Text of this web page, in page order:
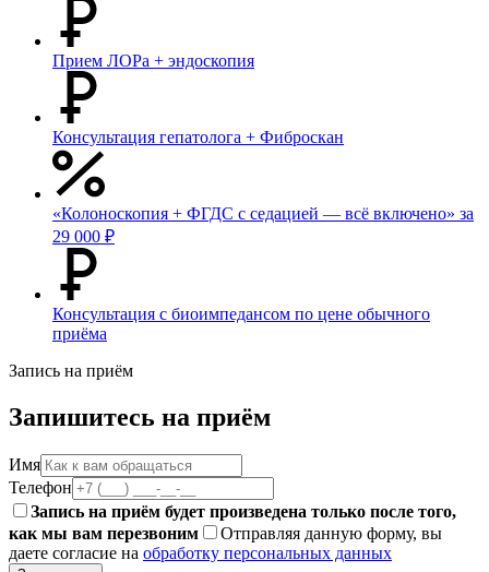
Прием ЛОРа + эндоскопия
Консультация гепатолога + Фиброскан
«Колоноскопия + ФГДС с седацией — всё включено» за
29 000 ₽
Консультация с биоимпедансом по цене обычного
приёма
Запись на приём
Запишитесь на приём
Имя
Телефон
Запись на приём будет произведена только после того,
как мы вам перезвоним
Отправляя данную форму, вы
даете согласие на обработку персональных данных